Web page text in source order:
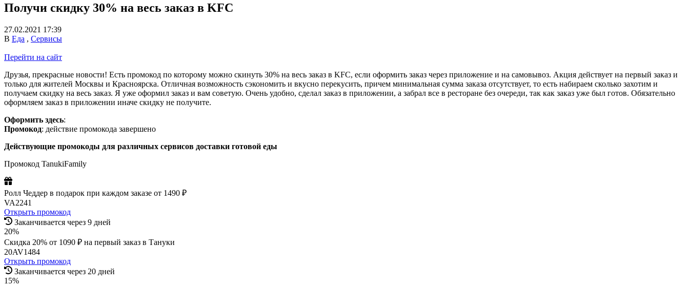
Получи скидку 30% на весь заказ в KFC
27.02.2021 17:39
В Еда , Сервисы
Перейти на сайт
Друзья, прекрасные новости! Есть промокод по которому можно скинуть 30% на весь заказ в KFC, если оформить заказ через приложение и на самовывоз. Акция действует на первый заказ и
только для жителей Москвы и Красноярска. Отличная возможность сэкономить и вкусно перекусить, причем минимальная сумма заказа отсутствует, то есть набираем сколько захотим и
получаем скидку на весь заказ. Я уже оформил заказ и вам советую. Очень удобно, сделал заказ в приложении, а забрал все в ресторане без очереди, так как заказ уже был готов. Обязательно
оформляем заказ в приложении иначе скидку не получите.
Оформить здесь:
Промокод: действие промокода завершено
Действующие промокоды для различных сервисов доставки готовой еды
Промокод TanukiFamily
Ролл Чеддер в подарок при каждом заказе от 1490 ₽
VA2241
Открыть промокод
Заканчивается через 9 дней
20%
Скидка 20% от 1090 ₽ на первый заказ в Тануки
20AV1484
Открыть промокод
Заканчивается через 20 дней
15%